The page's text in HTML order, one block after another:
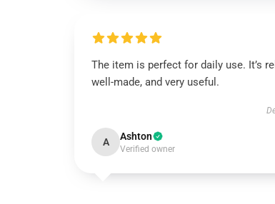
The item is perfect for daily use. It’s
well-made, and very useful.
A Ashton
Verified owner